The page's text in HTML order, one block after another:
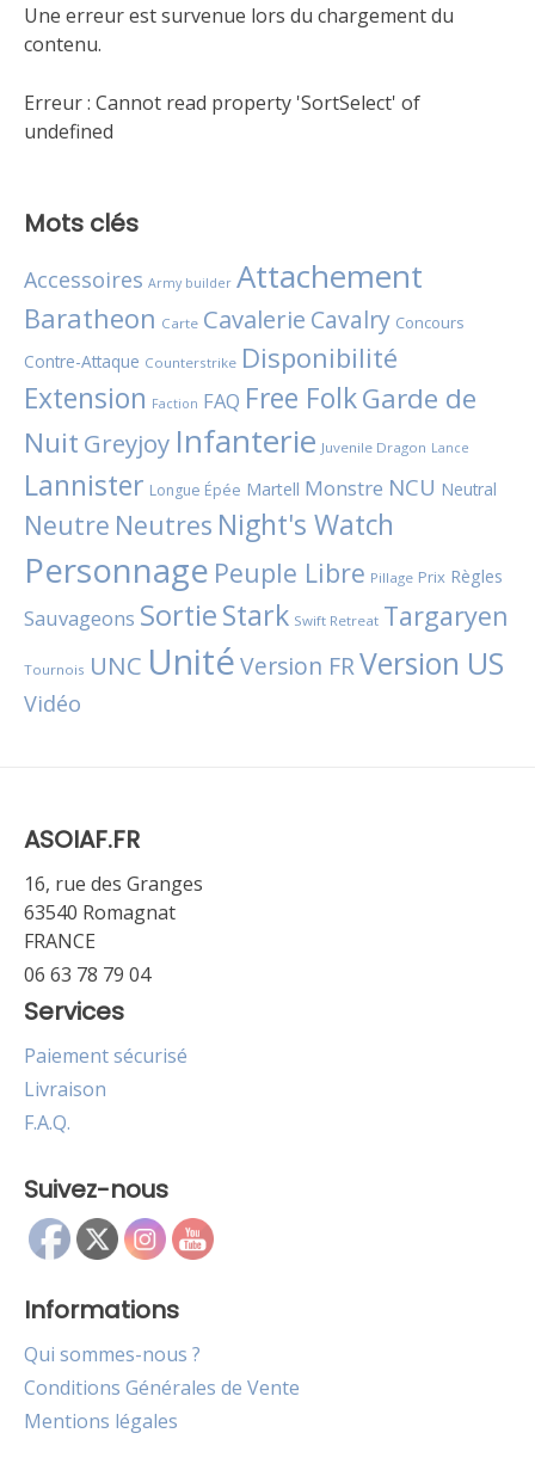
Une erreur est survenue lors du chargement du
contenu.
Erreur : Cannot read property 'SortSelect' of
undefined
Mots clés
Accessoires Army builder Attachement
Baratheon Carte Cavalerie Cavalry Concours
Contre-Attaque Counterstrike Disponibilité
Extension Faction FAQ Free FolkGarde de
Nuit Greyjoy Infanterie Juvenile Dragon Lance
Lannister Longue Épée Martell Monstre NCU Neutral
Neutre Neutres Night's Watch
Personnage Peuple Libre Pillage Prix Règles
Sauvageons SortieStark Swift Retreat Targaryen
Tournois UNC UnitéVersion FRVersion US
Vidéo
ASOIAF.FR
16, rue des Granges
63540 Romagnat
FRANCE
06 63 78 79 04
Services
Paiement sécurisé
Livraison
F.A.Q.
Suivez-nous
Informations
Qui sommes-nous ?
Conditions Générales de Vente
Mentions légales